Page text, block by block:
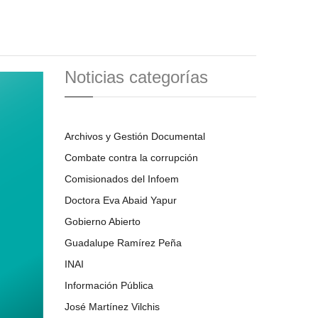
Noticias categorías
Archivos y Gestión Documental
Combate contra la corrupción
Comisionados del Infoem
Doctora Eva Abaid Yapur
Gobierno Abierto
Guadalupe Ramírez Peña
INAI
Información Pública
José Martínez Vilchis